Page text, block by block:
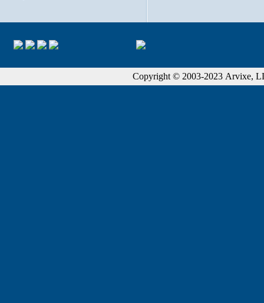
Copyright © 2003-2023 Arvixe,